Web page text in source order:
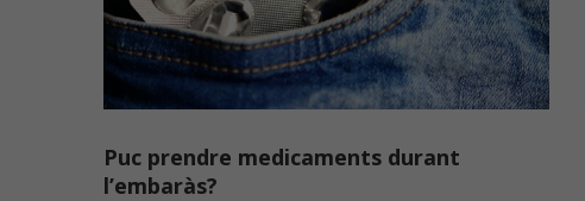
Puc prendre medicaments durant
l’embaràs?